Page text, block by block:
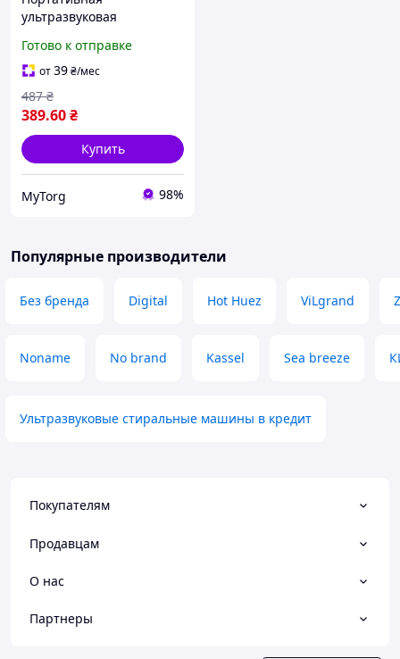
ультразвуковая
мини с USB Белый
Готово к отправке
от39₴/мес
389.60₴
487 ₴
Купить
MyTorg 98%
Популярные производители
Без бренда Digital Hot Huez ViLgrand
Noname No brand Kassel Sea breeze
Ультразвуковые стиральные машины в кредит
Покупателям
Продавцам
О нас
Партнеры